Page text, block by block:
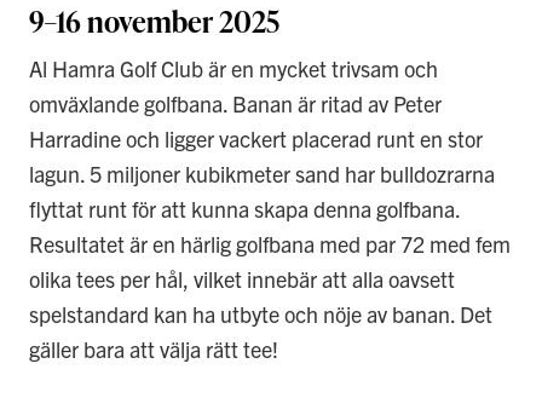
9–16 november 2025
Al Hamra Golf Club är en mycket trivsam och
omväxlande golfbana. Banan är ritad av Peter
Harradine och ligger vackert placerad runt en stor
lagun. 5 miljoner kubikmeter sand har bulldozrarna
flyttat runt för att kunna skapa denna golfbana.
Resultatet är en härlig golfbana med par 72 med fem
olika tees per hål, vilket innebär att alla oavsett
spelstandard kan ha utbyte och nöje av banan. Det
gäller bara att välja rätt tee!